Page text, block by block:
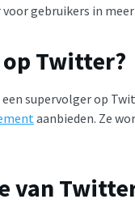
gebruikers in meer
Twitter?
supervolger op
aanbieden. Ze
van